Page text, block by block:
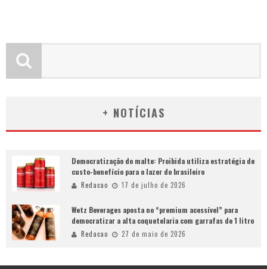
+ NOTÍCIAS
Democratização do malte: Proibida utiliza estratégia de
custo-benefício para o lazer do brasileiro
Redacao 17 de julho de 2026
Wetz Beverages aposta no “premium acessível” para
democratizar a alta coquetelaria com garrafas de 1 litro
Redacao 27 de maio de 2026